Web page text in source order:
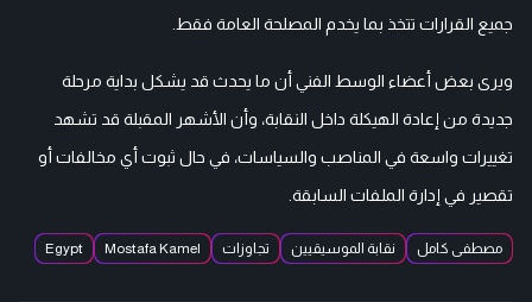
جميع القرارات تتخذ بما يخدم المصلحة العامة فقط.
ويرى بعض أعضاء الوسط الفني أن ما يحدث قد يشكل بداية مرحلة
جديدة من إعادة الهيكلة داخل النقابة، وأن الأشهر المقبلة قد تشهد
تغييرات واسعة في المناصب والسياسات، في حال ثبوت أي مخالفات أو
تقصير في إدارة الملفات السابقة.
مصطفى كامل نقابة الموسيقيين تجاوزات Mostafa Kamel
Egypt